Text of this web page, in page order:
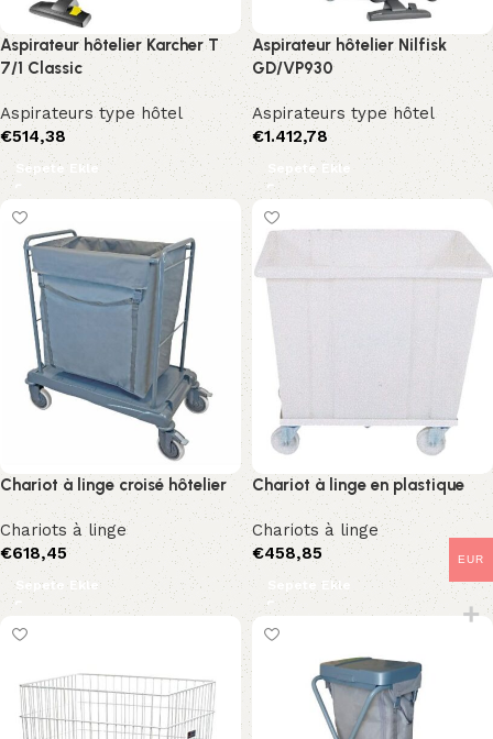
Aspirateur hôtelier Karcher T
7/1 Classic
Aspirateurs type hôtel
€514,38
Sepete Ekle
Aspirateur hôtelier Nilfisk
GD/VP930
Aspirateurs type hôtel
€1.412,78
Sepete Ekle
Chariot à linge croisé hôtelier
Chariots à linge
€618,45
Sepete Ekle
Chariot à linge en plastique
Chariots à linge
€458,85
Sepete Ekle
EUR